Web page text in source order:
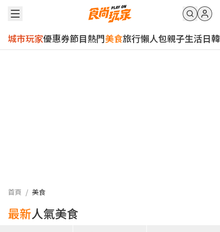
城市玩家優惠券節目熱門美食旅行懶人包親子生活日韓
首頁 / 美食
最新人氣美食